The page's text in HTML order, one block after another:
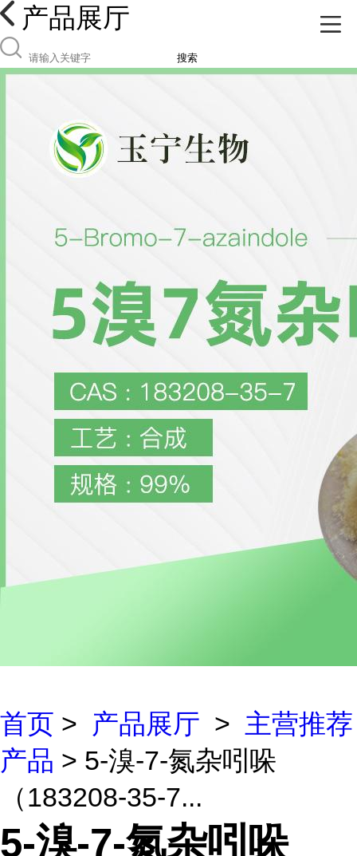
产品展厅
搜索
首页 > 产品展厅 > 主营推荐
产品 > 5-溴-7-氮杂吲哚
（183208-35-7...
5-溴-7-氮杂吲哚